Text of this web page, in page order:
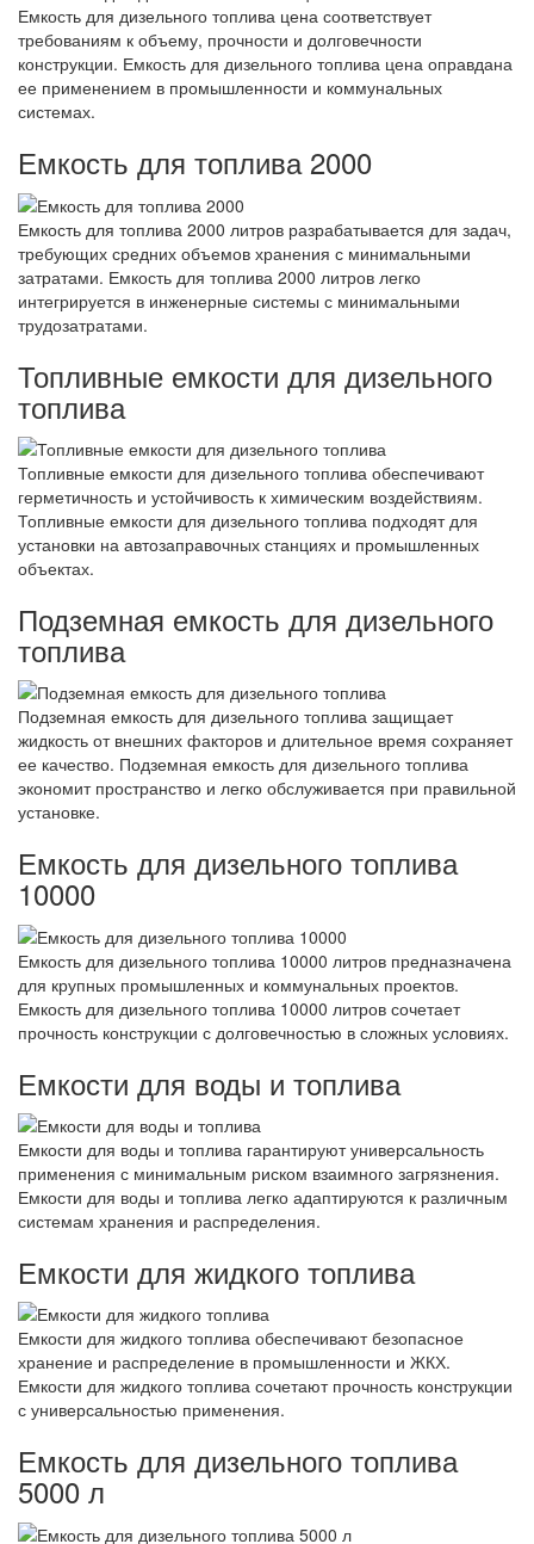
Емкость для дизельного топлива цена соответствует
требованиям к объему, прочности и долговечности
конструкции. Емкость для дизельного топлива цена оправдана
ее применением в промышленности и коммунальных
системах.
Емкость для топлива 2000
Емкость для топлива 2000 литров разрабатывается для задач,
требующих средних объемов хранения с минимальными
затратами. Емкость для топлива 2000 литров легко
интегрируется в инженерные системы с минимальными
трудозатратами.
Топливные емкости для дизельного
топлива
Топливные емкости для дизельного топлива обеспечивают
герметичность и устойчивость к химическим воздействиям.
Топливные емкости для дизельного топлива подходят для
установки на автозаправочных станциях и промышленных
объектах.
Подземная емкость для дизельного
топлива
Подземная емкость для дизельного топлива защищает
жидкость от внешних факторов и длительное время сохраняет
ее качество. Подземная емкость для дизельного топлива
экономит пространство и легко обслуживается при правильной
установке.
Емкость для дизельного топлива
10000
Емкость для дизельного топлива 10000 литров предназначена
для крупных промышленных и коммунальных проектов.
Емкость для дизельного топлива 10000 литров сочетает
прочность конструкции с долговечностью в сложных условиях.
Емкости для воды и топлива
Емкости для воды и топлива гарантируют универсальность
применения с минимальным риском взаимного загрязнения.
Емкости для воды и топлива легко адаптируются к различным
системам хранения и распределения.
Емкости для жидкого топлива
Емкости для жидкого топлива обеспечивают безопасное
хранение и распределение в промышленности и ЖКХ.
Емкости для жидкого топлива сочетают прочность конструкции
с универсальностью применения.
Емкость для дизельного топлива
5000 л